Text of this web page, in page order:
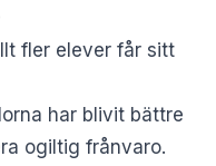
fler elever får sitt
har blivit bättre
ogiltig frånvaro.